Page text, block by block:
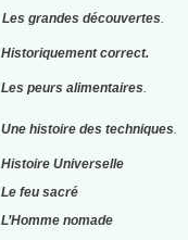
Les grandes découvertes.
Historiquement correct.
Les peurs alimentaires.
Une histoire des techniques.
Histoire Universelle
Le feu sacré
L’Homme nomade